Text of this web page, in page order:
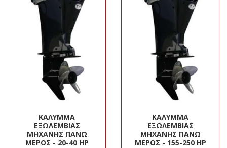
ΚΆΛΥΜΜΑ
ΕΞΩΛΈΜΒΙΑΣ
ΜΗΧΑΝΉΣ ΠΆΝΩ
ΜΈΡΟΣ - 20-40 HP
ΚΆΛΥΜΜΑ
ΕΞΩΛΈΜΒΙΑΣ
ΜΗΧΑΝΉΣ ΠΆΝΩ
ΜΈΡΟΣ - 155-250 HP